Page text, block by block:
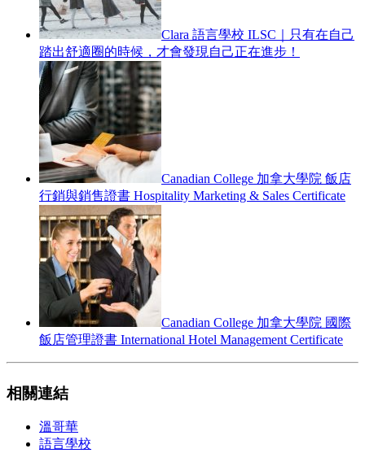
Clara 語言學校 ILSC｜只有在自己
踏出舒適圈的時候，才會發現自己正在進步！
Canadian College 加拿大學院 飯店
行銷與銷售證書 Hospitality Marketing & Sales Certificate
Canadian College 加拿大學院 國際
飯店管理證書 International Hotel Management Certificate
相關連結
溫哥華
語言學校